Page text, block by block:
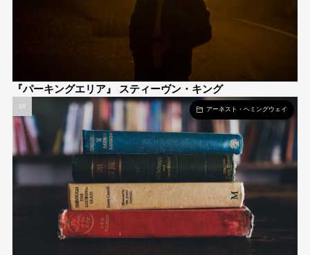
『パーキングエリア』 スティーヴン・キング
アーネスト・ヘミングウェイ